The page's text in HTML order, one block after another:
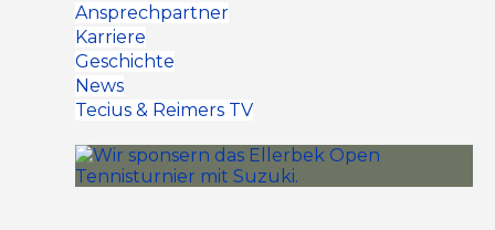
Ansprechpartner
Karriere
Geschichte
News
Tecius & Reimers TV